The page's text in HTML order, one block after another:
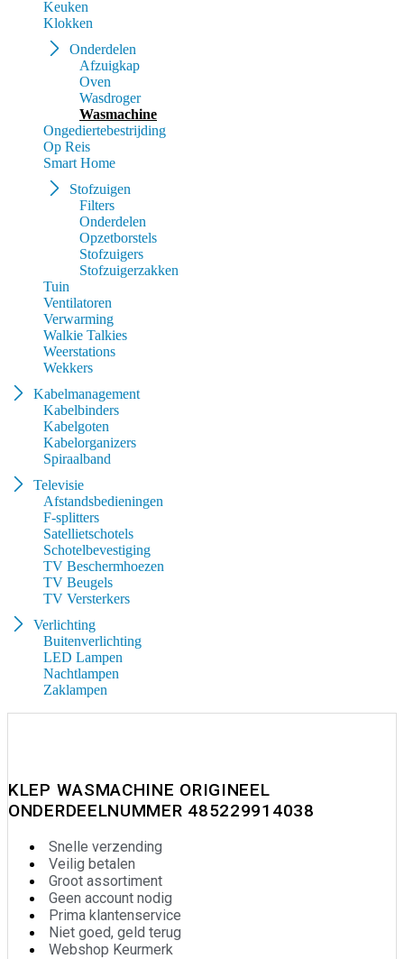
Keuken
Klokken
Onderdelen
Afzuigkap
Oven
Wasdroger
Wasmachine
Ongediertebestrijding
Op Reis
Smart Home
Stofzuigen
Filters
Onderdelen
Opzetborstels
Stofzuigers
Stofzuigerzakken
Tuin
Ventilatoren
Verwarming
Walkie Talkies
Weerstations
Wekkers
Kabelmanagement
Kabelbinders
Kabelgoten
Kabelorganizers
Spiraalband
Televisie
Afstandsbedieningen
F-splitters
Satellietschotels
Schotelbevestiging
TV Beschermhoezen
TV Beugels
TV Versterkers
Verlichting
Buitenverlichting
LED Lampen
Nachtlampen
Zaklampen
KLEP WASMACHINE ORIGINEEL
ONDERDEELNUMMER 485229914038
Snelle verzending
Veilig betalen
Groot assortiment
Geen account nodig
Prima klantenservice
Niet goed, geld terug
Webshop Keurmerk